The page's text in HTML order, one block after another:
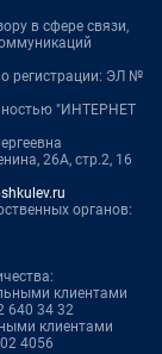
в сфере связи,
регистрации: ЭЛ №
"ИНТЕРНЕТ
26А, стр.2, 16
органов:
клиентами
640 34 32
клиентами
4056